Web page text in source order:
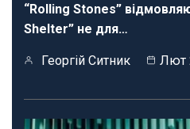
“Rolling Stones”
Shelter” не для…
Георгій Ситник Лют